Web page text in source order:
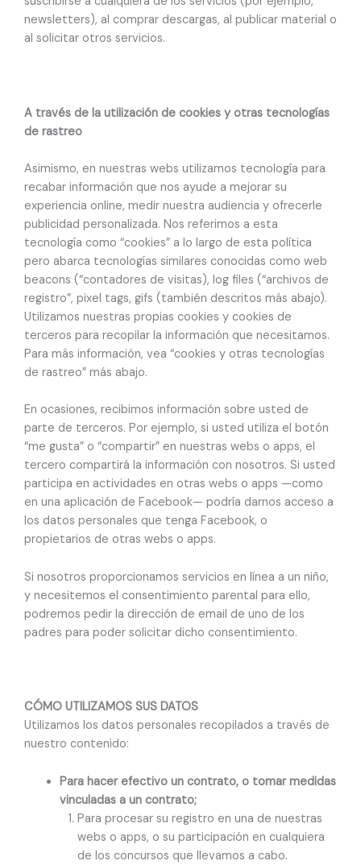
newsletters), al comprar descargas, al publicar material o
al solicitar otros servicios.
A través de la utilización de cookies y otras tecnologías
de rastreo
Asimismo, en nuestras webs utilizamos tecnología para
recabar información que nos ayude a mejorar su
experiencia online, medir nuestra audiencia y ofrecerle
publicidad personalizada. Nos referimos a esta
tecnología como “cookies” a lo largo de esta política
pero abarca tecnologías similares conocidas como web
beacons (“contadores de visitas), log files (“archivos de
registro”, pixel tags, gifs (también descritos más abajo).
Utilizamos nuestras propias cookies y cookies de
terceros para recopilar la información que necesitamos.
Para más información, vea “cookies y otras tecnologías
de rastreo” más abajo.
En ocasiones, recibimos información sobre usted de
parte de terceros. Por ejemplo, si usted utiliza el botón
“me gusta” o “compartir” en nuestras webs o apps, el
tercero compartirá la información con nosotros. Si usted
participa en actividades en otras webs o apps —como
en una aplicación de Facebook— podría darnos acceso a
los datos personales que tenga Facebook, o
propietarios de otras webs o apps.
Si nosotros proporcionamos servicios en línea a un niño,
y necesitemos el consentimiento parental para ello,
podremos pedir la dirección de email de uno de los
padres para poder solicitar dicho consentimiento.
CÓMO UTILIZAMOS SUS DATOS
Utilizamos los datos personales recopilados a través de
nuestro contenido:
Para hacer efectivo un contrato, o tomar medidas
vinculadas a un contrato;
Para procesar su registro en una de nuestras
webs o apps, o su participación en cualquiera
de los concursos que llevamos a cabo.